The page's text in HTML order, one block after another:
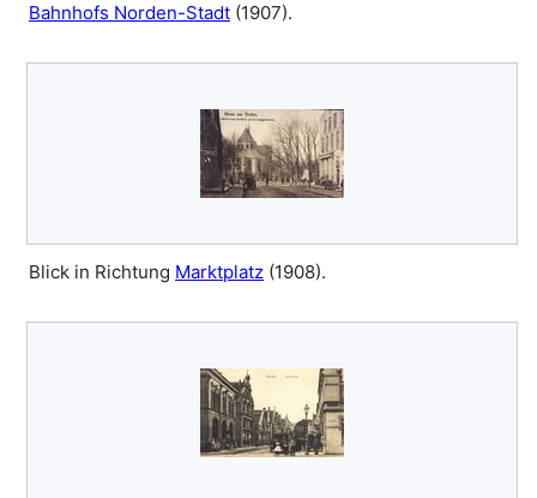
Bahnhofs Norden-Stadt (1907).
Blick in Richtung Marktplatz (1908).